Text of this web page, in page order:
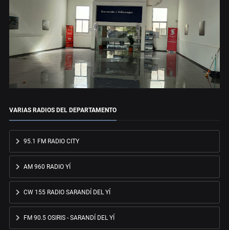
VARIAS RADIOS DEL DEPARTAMENTO
95.1 FM RADIO CITY
AM 960 RADIO YÍ
CW 155 RADIO SARANDÍ DEL YÍ
FM 90.5 OSIRIS - SARANDÍ DEL YÍ